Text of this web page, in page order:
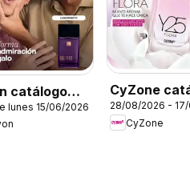
catálogo
8
lunes 15/06/2026
CyZone
C13
28/08/2026 - 17/
CyZone